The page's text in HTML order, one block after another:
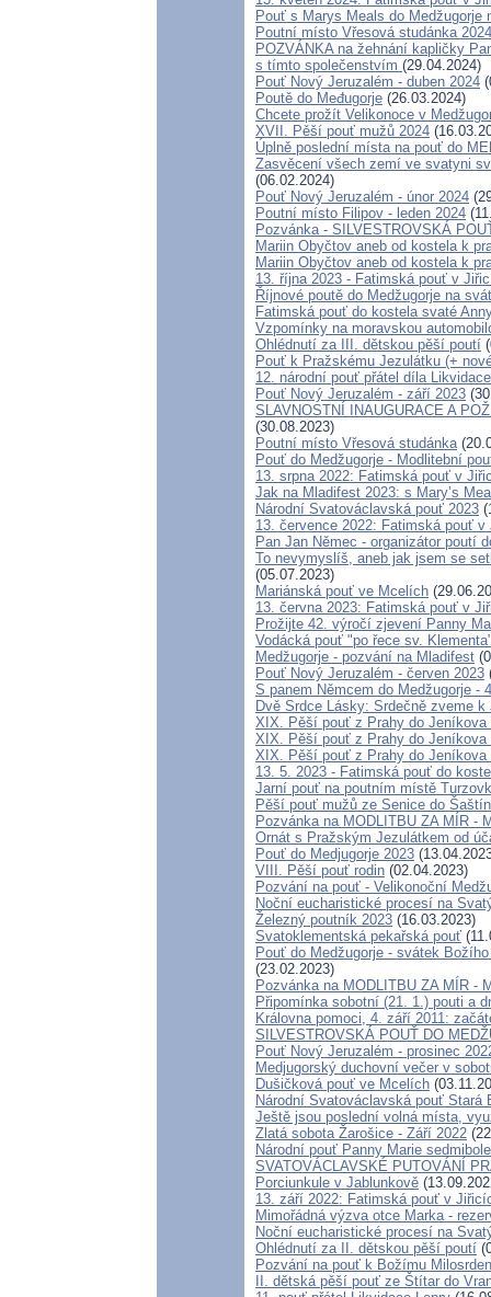
Pouť s Marys Meals do Medžugorje
Poutní místo Vřesová studánka 2024
POZVÁNKA na žehnání kapličky
s tímto společenstvím (29.04.2024)
Pouť Nový Jeruzalém - duben 2024
Poutě do Međugorje (26.03.2024)
Chcete prožít Velikonoce v
XVII. Pěší pouť mužů 2024
Úplně poslední místa na pouť do
Zasvěcení všech zemí ve svatyni
(06.02.2024)
Pouť Nový Jeruzalém - únor 2024
Poutní místo Filipov - leden 2024
Pozvánka - SILVESTROVSKÁ
Mariin Obyčtov aneb od kostela k
Mariin Obyčtov aneb od kostela k
13. října 2023 - Fatimská pouť v
Říjnové poutě do Medžugorje na
Fatimská pouť do kostela svaté
Vzpomínky na moravskou
Ohlédnutí za III. dětskou pěší poutí
Pouť k Pražskému Jezulátku (+
12. národní pouť přátel díla
Pouť Nový Jeruzalém - září 2023
SLAVNOSTNÍ INAUGURACE A
(30.08.2023)
Poutní místo Vřesová studánka
Pouť do Medžugorje - Modlitební
13. srpna 2022: Fatimská pouť v
Jak na Mladifest 2023: s Mary’s
Národní Svatováclavská pouť 2023
13. července 2022: Fatimská pouť
Pan Jan Němec - organizátor poutí
To nevymyslíš, aneb jak jsem se
(05.07.2023)
Mariánská pouť ve Mcelích
13. června 2023: Fatimská pouť v
Prožijte 42. výročí zjevení Panny
Vodácká pouť "po řece sv.
Medžugorje - pozvání na Mladifest
Pouť Nový Jeruzalém - červen 2023
S panem Němcem do Medžugorje -
Dvě Srdce Lásky: Srdečně zveme
XIX. Pěší pouť z Prahy do Jeníkova
XIX. Pěší pouť z Prahy do Jeníkova
XIX. Pěší pouť z Prahy do Jeníkova
13. 5. 2023 - Fatimská pouť do
Jarní pouť na poutním místě
Pěší pouť mužů ze Senice do
Pozvánka na MODLITBU ZA MÍR -
Ornát s Pražským Jezulátkem od
Pouť do Medjugorje 2023
VIII. Pěší pouť rodin (02.04.2023)
Pozvání na pouť - Velikonoční
Noční eucharistické procesí na
Železný poutník 2023 (16.03.2023)
Svatoklementská pekařská pouť
Pouť do Medžugorje - svátek
(23.02.2023)
Pozvánka na MODLITBU ZA MÍR -
Připomínka sobotní (21. 1.) pouti a
Královna pomoci, 4. září 2011:
SILVESTROVSKÁ POUŤ DO
Pouť Nový Jeruzalém - prosinec
Medjugorský duchovní večer v
Dušičková pouť ve Mcelích
Národní Svatováclavská pouť Stará
Ještě jsou poslední volná místa,
Zlatá sobota Žarošice - Září 2022
Národní pouť Panny Marie
SVATOVÁCLAVSKÉ PUTOVÁNÍ
Porciunkule v Jablunkově
13. září 2022: Fatimská pouť v
Mimořádná výzva otce Marka -
Noční eucharistické procesí na
Ohlédnutí za II. dětskou pěší poutí
Pozvání na pouť k Božímu
II. dětská pěší pouť ze Štítar do